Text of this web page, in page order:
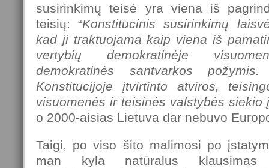
susirinkimų teisė yra viena iš
teisių: “Konstitucinis susirinkimų
kad ji traktuojama kaip viena iš
vertybių demokratinėje
demokratinės santvarkos
Konstitucijoje įtvirtinto atviros,
visuomenės ir teisinės valstybės siekio
o 2000-aisias Lietuva dar nebuvo
Taigi, po viso šito malimosi po
man kyla natūralus